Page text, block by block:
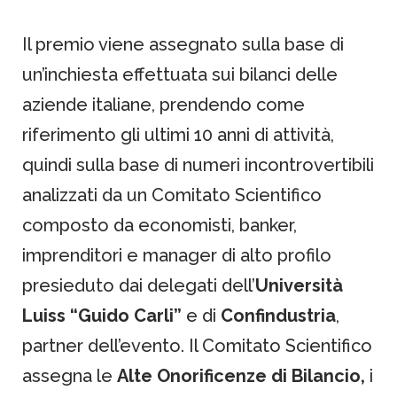
Il premio viene assegnato sulla base di
un’inchiesta effettuata sui bilanci delle
aziende italiane, prendendo come
riferimento gli ultimi 10 anni di attività,
quindi sulla base di numeri incontrovertibili
analizzati da un Comitato Scientifico
composto da economisti, banker,
imprenditori e manager di alto profilo
presieduto dai delegati dell’Università
Luiss “Guido Carli” e di Confindustria,
partner dell’evento. Il Comitato Scientifico
assegna le Alte Onorificenze di Bilancio, i